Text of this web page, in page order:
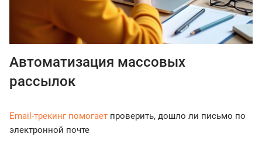
Автоматизация массовых
рассылок
Email-трекинг помогает проверить, дошло ли письмо по
электронной почте